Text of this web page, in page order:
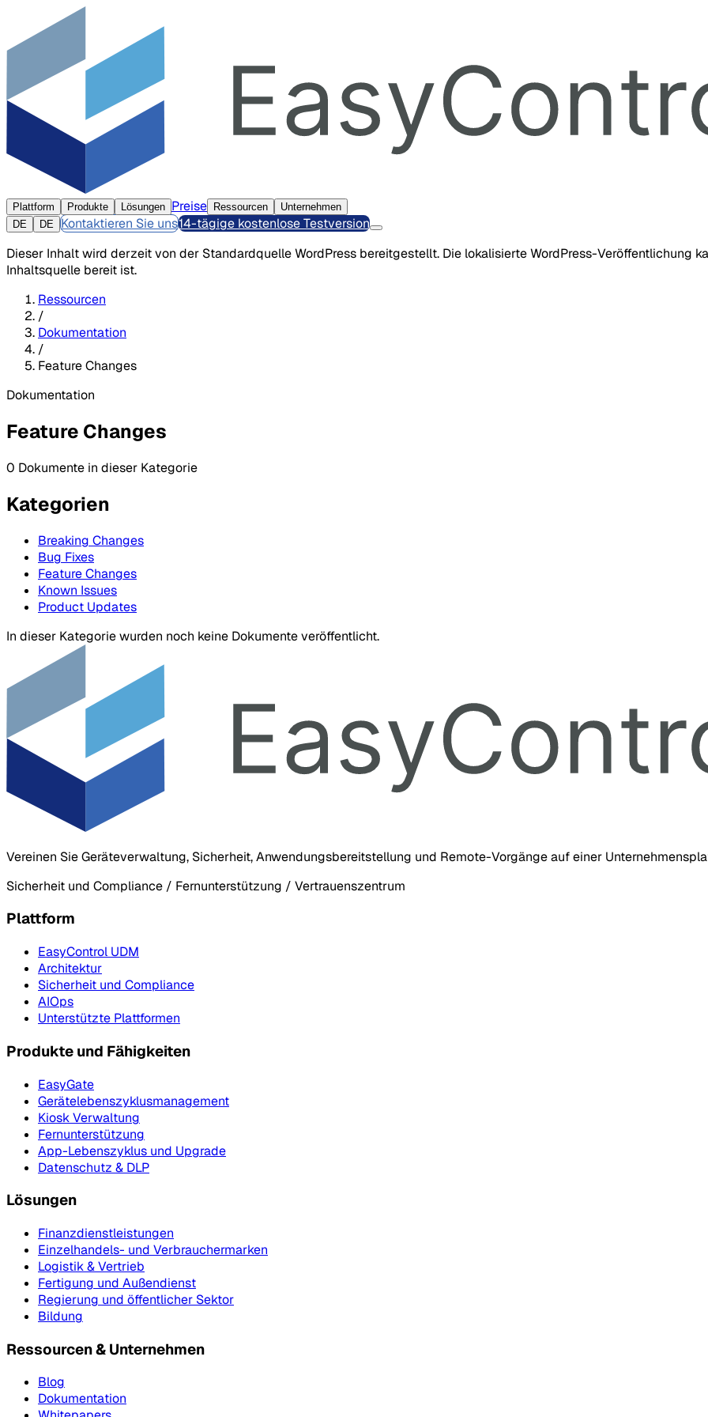
Plattform Produkte Lösungen Preise Ressourcen
Unternehmen
DE
DE Kontaktieren Sie uns14-tägige kostenlose Testversion
Dieser Inhalt wird derzeit von der Standardquelle WordPress bereitgestellt. Die lokalisierte WordPress-Veröffentlichung
Inhaltsquelle bereit ist.
Ressourcen
/
Dokumentation
/
Feature Changes
Dokumentation
Feature Changes
0 Dokumente in dieser Kategorie
Kategorien
Breaking Changes
Bug Fixes
Feature Changes
Known Issues
Product Updates
In dieser Kategorie wurden noch keine Dokumente veröffentlicht.
Vereinen Sie Geräteverwaltung, Sicherheit, Anwendungsbereitstellung und Remote-Vorgänge auf einer
Sicherheit und Compliance / Fernunterstützung / Vertrauenszentrum
Plattform
EasyControl UDM
Architektur
Sicherheit und Compliance
AIOps
Unterstützte Plattformen
Produkte und Fähigkeiten
EasyGate
Gerätelebenszyklusmanagement
Kiosk Verwaltung
Fernunterstützung
App-Lebenszyklus und Upgrade
Datenschutz & DLP
Lösungen
Finanzdienstleistungen
Einzelhandels- und Verbrauchermarken
Logistik & Vertrieb
Fertigung und Außendienst
Regierung und öffentlicher Sektor
Bildung
Ressourcen & Unternehmen
Blog
Dokumentation